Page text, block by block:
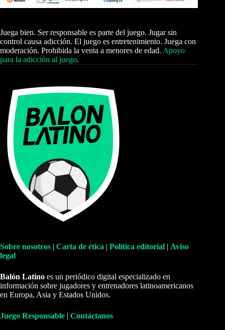
Juega bien. Ser responsable es parte del juego. Jugar sin
control causa adicción. El juego es entretenimiento. Juega con
moderación. Prohibida la venta a menores de edad. Apoyo
para la adicción al juego.
Sobre nosotros | Carta de ética | Política editorial | Aviso
legal
Balón Latino es un periódico digital especializado en
información sobre jugadores y entrenadores latinoamericanos
en Europa, Asia y Estados Unidos.
Juego Responsable | Contáctanos